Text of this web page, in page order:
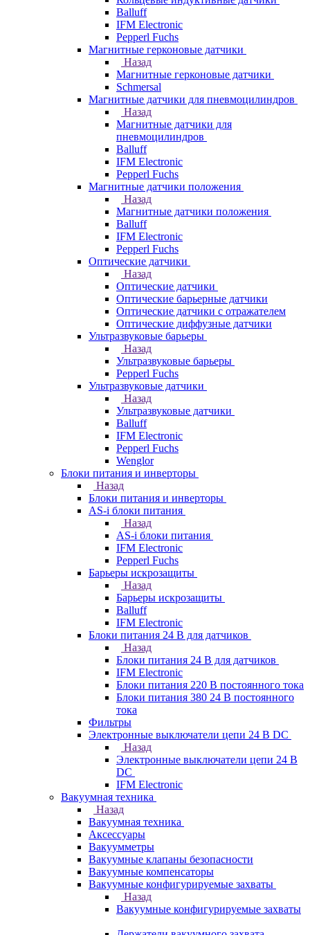
Balluff
IFM Electronic
Pepperl Fuchs
Магнитные герконовые датчики
Назад
Магнитные герконовые датчики
Schmersal
Магнитные датчики для пневмоцилиндров
Назад
Магнитные датчики для
пневмоцилиндров
Balluff
IFM Electronic
Pepperl Fuchs
Магнитные датчики положения
Назад
Магнитные датчики положения
Balluff
IFM Electronic
Pepperl Fuchs
Оптические датчики
Назад
Оптические датчики
Оптические барьерные датчики
Оптические датчики с отражателем
Оптические диффузные датчики
Ультразвуковые барьеры
Назад
Ультразвуковые барьеры
Pepperl Fuchs
Ультразвуковые датчики
Назад
Ультразвуковые датчики
Balluff
IFM Electronic
Pepperl Fuchs
Wenglor
Блоки питания и инверторы
Назад
Блоки питания и инверторы
AS-i блоки питания
Назад
AS-i блоки питания
IFM Electronic
Pepperl Fuchs
Барьеры искрозащиты
Назад
Барьеры искрозащиты
Balluff
IFM Electronic
Блоки питания 24 В для датчиков
Назад
Блоки питания 24 В для датчиков
IFM Electronic
Блоки питания 220 В постоянного тока
Блоки питания 380 24 В постоянного
тока
Фильтры
Электронные выключатели цепи 24 В DC
Назад
Электронные выключатели цепи 24 В
DC
IFM Electronic
Вакуумная техника
Назад
Вакуумная техника
Аксессуары
Вакуумметры
Вакуумные клапаны безопасности
Вакуумные компенсаторы
Вакуумные конфигурируемые захваты
Назад
Вакуумные конфигурируемые захваты